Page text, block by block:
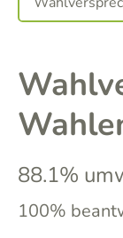
88.1%
100%